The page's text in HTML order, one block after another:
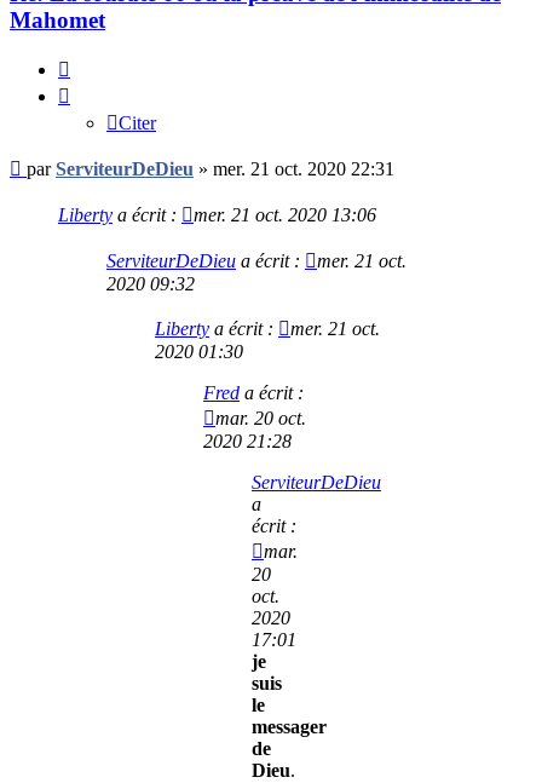
Mahomet
Citer
Message
non
parServiteurDeDieu » mer. 21 oct. 2020 22:31
Liberty a écrit : mer. 21 oct. 2020 13:06
ServiteurDeDieu a écrit :
mer. 21 oct.
2020 09:32
Liberty a écrit :
mer. 21 oct.
2020 01:30
Fred a écrit :
mar. 20 oct.
2020 21:28
ServiteurDeDieu
a
écrit :
mar.
20
oct.
2020
17:01
je
suis
le
messager
de
Dieu.